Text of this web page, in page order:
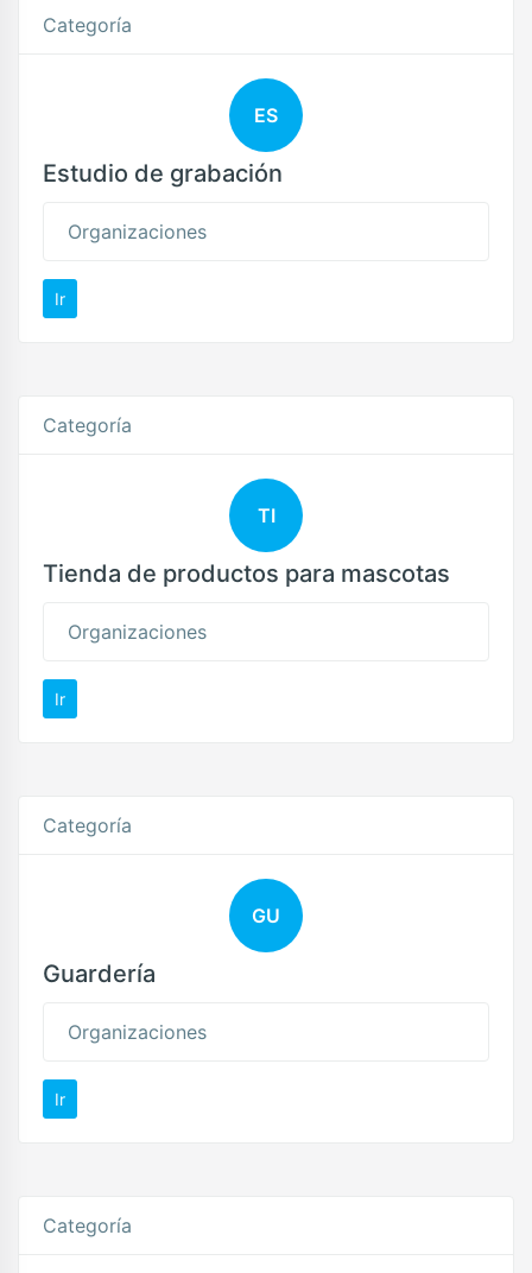
Categoría
ES
Estudio de grabación
Organizaciones
Ir
Categoría
TI
Tienda de productos para mascotas
Organizaciones
Ir
Categoría
GU
Guardería
Organizaciones
Ir
Categoría